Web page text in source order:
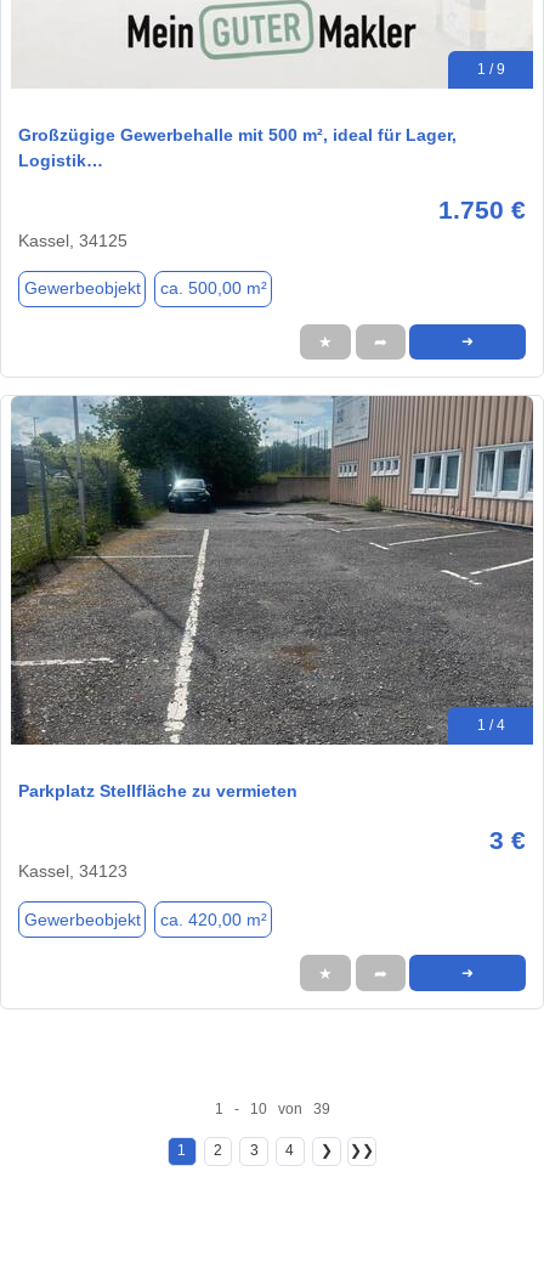
1 / 9
Großzügige Gewerbehalle mit 500 m², ideal für Lager,
Logistik…
1.750 €
Kassel, 34125
Gewerbeobjekt ca. 500,00 m²
★ ➦ ➜
1 / 4
Parkplatz Stellfläche zu vermieten
3 €
Kassel, 34123
Gewerbeobjekt ca. 420,00 m²
★ ➦ ➜
1 - 10 von 39
1 2 3 4 ❯ ❯❯